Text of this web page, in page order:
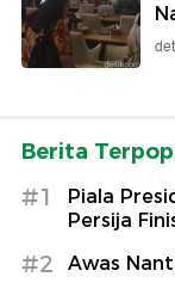
Berita
#1
Piala
Persija
#2 Awas